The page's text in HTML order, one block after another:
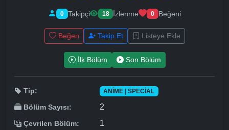
0 Takipçi 18 İzlenme 0 Beğeni
Beğen Takip Et Listeye Ekle
İlk Bölüm Son Bölüm
Tip: ANIME | SPECIAL
Bölüm Sayısı: 2
Çevrilen Bölüm: 1